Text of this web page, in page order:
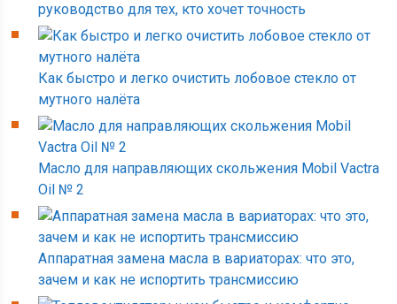
руководство для тех, кто хочет точность
Как быстро и легко очистить лобовое стекло от
мутного налёта
Масло для направляющих скольжения Mobil Vactra
Oil № 2
Аппаратная замена масла в вариаторах: что это,
зачем и как не испортить трансмиссию